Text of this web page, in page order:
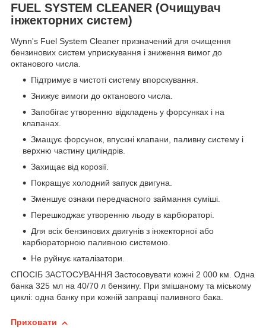
FUEL SYSTEM CLEANER (Очищувач
інжекторних систем)
Wynn's Fuel System Cleaner призначений для очищення
бензинових систем уприскування і зниження вимог до
октанового числа.
Підтримує в чистоті систему впорскування.
Знижує вимоги до октанового числа.
Запобігає утворенню відкладень у форсунках і на
клапанах.
Змащує форсунок, впускні клапани, паливну систему і
верхню частину циліндрів.
Захищає від корозії.
Покращує холодний запуск двигуна.
Зменшує ознаки передчасного займання суміші.
Перешкоджає утворенню льоду в карбюраторі.
Для всіх бензинових двигунів з інжекторної або
карбюраторною паливною системою.
Не руйнує каталізатори.
СПОСІБ ЗАСТОСУВАННЯ Застосовувати кожні 2 000 км. Одна
банка 325 мл на 40/70 л бензину. При змішаному та міському
циклі: одна банку при кожній заправці паливного бака.
Приховати